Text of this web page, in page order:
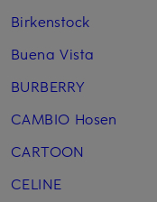
Birkenstock
Buena Vista
BURBERRY
CAMBIO Hosen
CARTOON
CELINE